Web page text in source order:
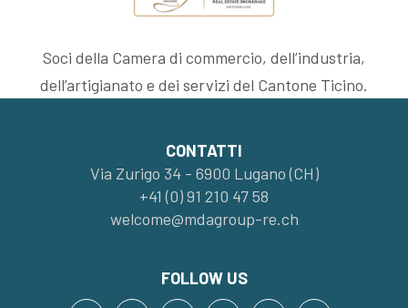
Soci della Camera di commercio, dell’industria,
dell’artigianato e dei servizi del Cantone Ticino.
CONTATTI
Via Zurigo 34 - 6900 Lugano (CH)
+41 (0) 91 210 47 58
welcome@mdagroup-re.ch
FOLLOW US